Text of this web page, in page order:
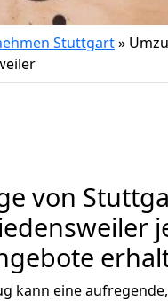
Stuttgart»
von
kann eine